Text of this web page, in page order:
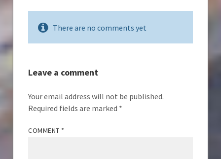
There are no comments yet
Leave a comment
Your email address will not be published.
Required fields are marked *
COMMENT *